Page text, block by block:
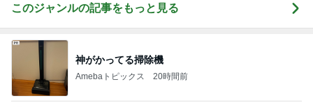
このジャンルの記事をもっと見る
神がかってる掃除機
Amebaトピックス 20時間前